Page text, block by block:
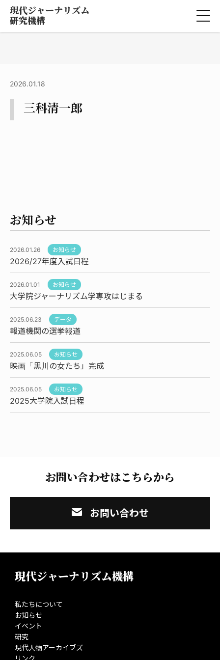
現代ジャーナリズム
研究機構
2026.01.18
三科清一郎
お知らせ
2026.01.26 お知らせ
2026/27年度入試日程
2026.01.01 お知らせ
大学院ジャーナリズム学専攻はじまる
2025.06.23 データ
報道機関の選挙報道
2025.06.05 お知らせ
映画「黒川の女たち」完成
2025.06.05 お知らせ
2025大学院入試日程
お問い合わせはこちらから
お問い合わせ
現代ジャーナリズム機構
私たちについて
お知らせ
イベント
研究
現代人物アーカイブズ
リンク